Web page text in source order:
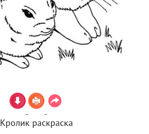
Кролик раскраска